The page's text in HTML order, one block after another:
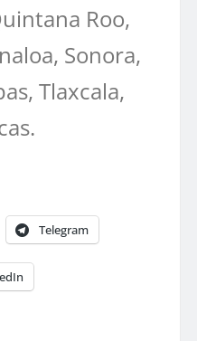
Roo,
Sonora,
Tlaxcala⁠,
Telegram